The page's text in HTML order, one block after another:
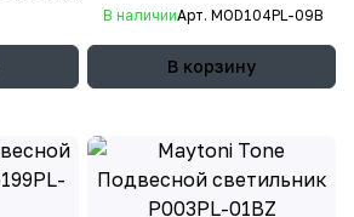
В наличииАрт. MOD104PL-09B
В корзину